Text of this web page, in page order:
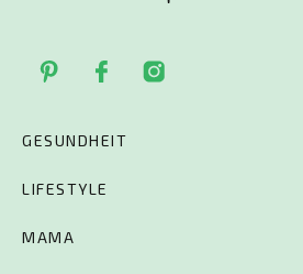
GESUNDHEIT
LIFESTYLE
MAMA